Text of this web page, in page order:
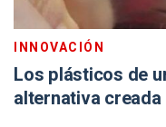
INNOVACIÓN
Los plásticos de
alternativa